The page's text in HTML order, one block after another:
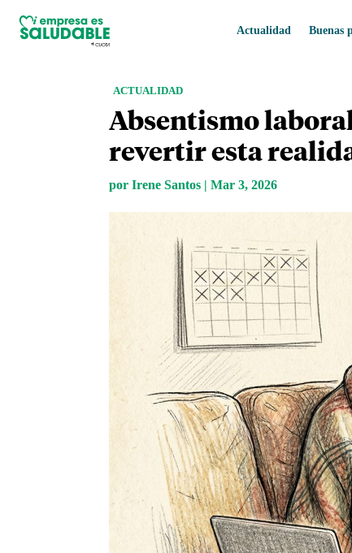
Actualidad Buenas
ACTUALIDAD
Absentismo
revertir esta
porIrene Santos |Mar 3, 2026